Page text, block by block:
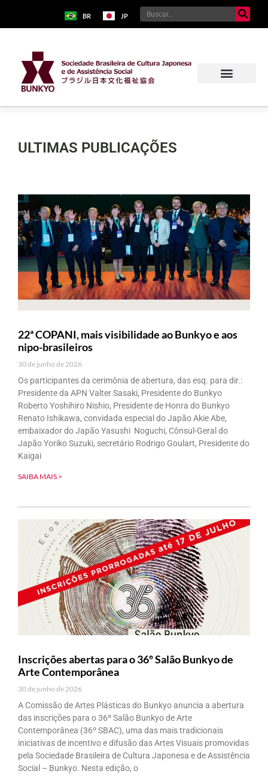
BR JP
ULTIMAS PUBLICAÇÕES
22ª COPANI, mais visibilidade ao Bunkyo e aos
nipo-brasileiros
30 de junho de 2026
Os participantes da cerimônia de abertura, das esq. para dir.:
Presidente da APN Valter Sasaki, Presidente do Bunkyo
Roberto Yoshihiro Nishio, Presidente de Honra do Bunkyo
Renato Ishikawa, convidada especial do Japão Akie Abe,
embaixador do Japão Yasushi Noguchi, Cônsul-Geral do
Japão Yoriko Suzuki, secretário Rodrigo Goulart, Presidente do
Kaigai
SAIBA MAIS >
Inscrições abertas para o 36º Salão Bunkyo de
Arte Contemporânea
30 de junho de 2026
A Comissão de Artes Plásticas do Bunkyo anuncia a abertura
das inscrições para o 36º Salão Bunkyo de Arte
Contemporânea (36º SBAC), uma das mais tradicionais
iniciativas de incentivo e difusão das Artes Visuais promovidas
pela Sociedade Brasileira de Cultura Japonesa e de Assistência
Social – Bunkyo. Nesta edição, o